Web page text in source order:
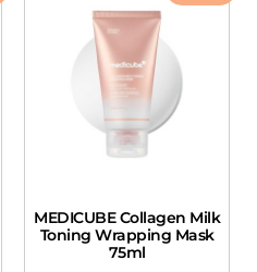
MEDICUBE Collagen Milk
Toning Wrapping Mask
75ml